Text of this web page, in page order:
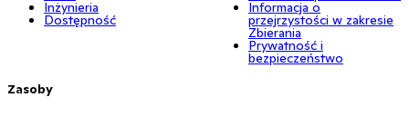
Inżynieria
Dostępność
Zasoby
Informacja o
przejrzystości w zakresie
Zbierania
Prywatność i
bezpieczeństwo